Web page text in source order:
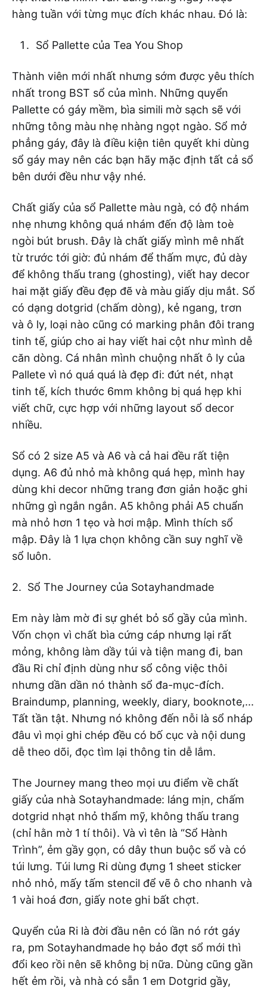
hàng tuần với từng mục đích khác nhau. Đó là:
Sổ Pallette của Tea You Shop
Thành viên mới nhất nhưng sớm được yêu thích
nhất trong BST sổ của mình. Những quyển
Pallette có gáy mềm, bìa simili mờ sạch sẽ với
những tông màu nhẹ nhàng ngọt ngào. Sổ mở
phẳng gáy, đây là điều kiện tiên quyết khi dùng
sổ gáy may nên các bạn hãy mặc định tất cả sổ
bên dưới đều như vậy nhé.
Chất giấy của sổ Pallette màu ngà, có độ nhám
nhẹ nhưng không quá nhám đến độ làm toè
ngòi bút brush. Đây là chất giấy mình mê nhất
từ trước tới giờ: đủ nhám để thấm mực, đủ dày
để không thấu trang (ghosting), viết hay decor
hai mặt giấy đều đẹp đẽ và màu giấy dịu mắt. Sổ
có dạng dotgrid (chấm dòng), kẻ ngang, trơn
và ô ly, loại nào cũng có marking phân đôi trang
tinh tế, giúp cho ai hay viết hai cột như mình dễ
căn dòng. Cá nhân mình chuộng nhất ô ly của
Pallete vì nó quá quá là đẹp đi: đứt nét, nhạt
tinh tế, kích thước 6mm không bị quá hẹp khi
viết chữ, cực hợp với những layout sổ decor
nhiều.
Sổ có 2 size A5 và A6 và cả hai đều rất tiện
dụng. A6 đủ nhỏ mà không quá hẹp, mình hay
dùng khi decor những trang đơn giản hoặc ghi
những gì ngắn ngắn. A5 không phải A5 chuẩn
mà nhỏ hơn 1 tẹo và hơi mập. Mình thích sổ
mập. Đây là 1 lựa chọn không cần suy nghĩ về
sổ luôn.
2. Sổ The Journey của Sotayhandmade
Em này làm mờ đi sự ghét bỏ sổ gầy của mình.
Vốn chọn vì chất bìa cứng cáp nhưng lại rất
mỏng, không làm dầy túi và tiện mang đi, ban
đầu Ri chỉ định dùng như sổ công việc thôi
nhưng dần dần nó thành sổ đa-mục-đích.
Braindump, planning, weekly, diary, booknote,...
Tất tần tật. Nhưng nó không đến nỗi là sổ nháp
đâu vì mọi ghi chép đều có bố cục và nội dung
dễ theo dõi, đọc tìm lại thông tin dễ lắm.
The Journey mang theo mọi ưu điểm về chất
giấy của nhà Sotayhandmade: láng mịn, chấm
dotgrid nhạt nhỏ thẩm mỹ, không thấu trang
(chỉ hằn mờ 1 tí thôi). Và vì tên là “Sổ Hành
Trình”, ẻm gầy gọn, có dây thun buộc sổ và có
túi lưng. Túi lưng Ri dùng đựng 1 sheet sticker
nhỏ nhỏ, mấy tấm stencil để vẽ ô cho nhanh và
1 vài hoá đơn, giấy note ghi bất chợt.
Quyển của Ri là đời đầu nên có lần nó rớt gáy
ra, pm Sotayhandmade họ bảo đợt sổ mới thì
đổi keo rồi nên sẽ không bị nữa. Dùng cũng gần
hết ẻm rồi, và nhà có sẵn 1 em Dotgrid gầy,